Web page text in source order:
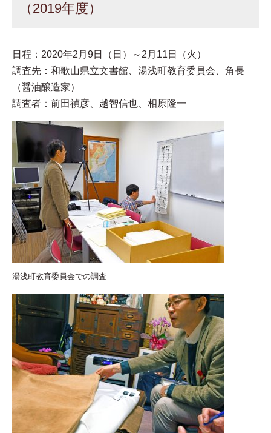
（2019年度）
日程：2020年2月9日（日）～2月11日（火）
調査先：和歌山県立文書館、湯浅町教育委員会、角長
（醤油醸造家）
調査者：前田禎彦、越智信也、相原隆一
湯浅町教育委員会での調査